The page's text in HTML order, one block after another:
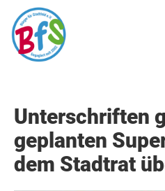
Unterschriften
geplanten
dem Stadtrat